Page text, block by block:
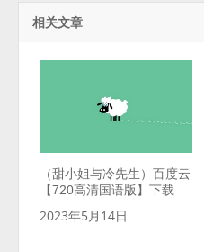
相关文章
（甜小姐与冷先生）百度云
【720高清国语版】下载
2023年5月14日